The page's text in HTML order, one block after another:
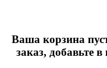
Ваша корзина
заказ, добавьте